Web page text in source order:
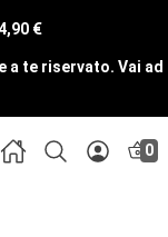
€
a te riservato. Vai ad
0